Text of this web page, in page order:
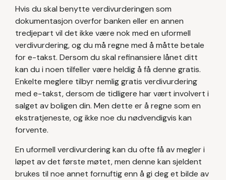
Hvis du skal benytte verdivurderingen som
dokumentasjon overfor banken eller en annen
tredjepart vil det ikke være nok med en uformell
verdivurdering, og du må regne med å måtte betale
for e-takst. Dersom du skal refinansiere lånet ditt
kan du i noen tilfeller være heldig å få denne gratis.
Enkelte meglere tilbyr nemlig gratis verdivurdering
med e-takst, dersom de tidligere har vært involvert i
salget av boligen din. Men dette er å regne som en
ekstratjeneste, og ikke noe du nødvendigvis kan
forvente.
En uformell verdivurdering kan du ofte få av megler i
løpet av det første møtet, men denne kan sjeldent
brukes til noe annet fornuftig enn å gi deg et bilde av